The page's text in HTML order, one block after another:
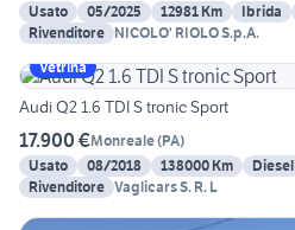
Usato
05/2025 12981 Km Ibrida
Rivenditore NICOLO' RIOLO S.p.A.
Vetrina
Audi Q2 1.6 TDI S tronic Sport
17.900 €Monreale(PA)
Usato
08/2018 138000 Km Diesel
Rivenditore Vaglicars S. R. L